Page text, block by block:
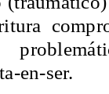
en-ser.